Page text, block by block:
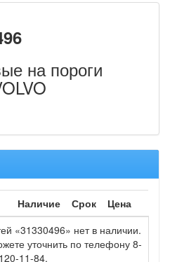
на пороги
Наличие Срок
Цена
«31330496» нет в наличии.
уточнить по телефону 8-
11-84.